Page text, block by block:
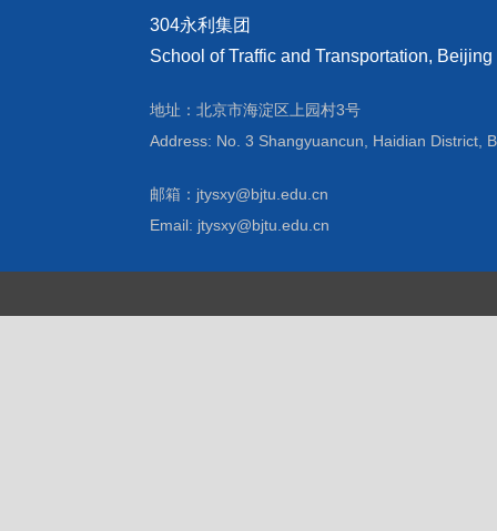
304永利集团
School of Traffic and Transportation,
地址：北京市海淀区上园村3号
Address: No. 3 Shangyuancun, Haidian District,
邮箱：jtysxy@bjtu.edu.cn
Email: jtysxy@bjtu.edu.cn